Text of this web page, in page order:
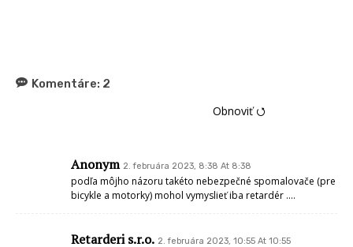
Komentáre: 2
Obnoviť ⭯
Anonym 2. februára 2023, 8:38 At 8:38
podľa môjho názoru takéto nebezpečné spomalovače (pre
bicykle a motorky) mohol vymyslieť iba retardér ….
Retarderi s.r.o. 2. februára 2023, 10:55 At 10:55